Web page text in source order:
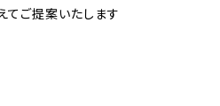
てご提案いたします